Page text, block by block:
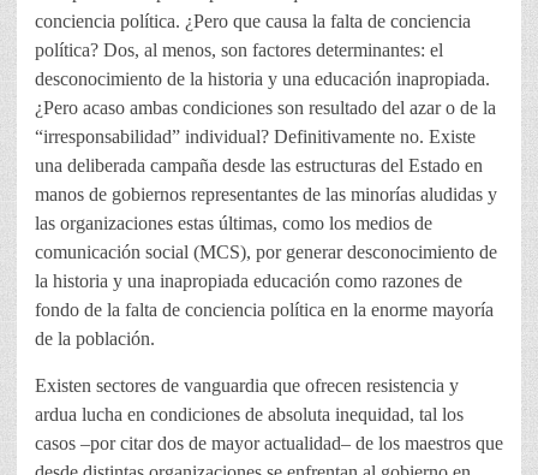
conciencia política. ¿Pero que causa la falta de conciencia
política? Dos, al menos, son factores determinantes: el
desconocimiento de la historia y una educación inapropiada.
¿Pero acaso ambas condiciones son resultado del azar o de la
“irresponsabilidad” individual? Definitivamente no. Existe
una deliberada campaña desde las estructuras del Estado en
manos de gobiernos representantes de las minorías aludidas y
las organizaciones estas últimas, como los medios de
comunicación social (MCS), por generar desconocimiento de
la historia y una inapropiada educación como razones de
fondo de la falta de conciencia política en la enorme mayoría
de la población.
Existen sectores de vanguardia que ofrecen resistencia y
ardua lucha en condiciones de absoluta inequidad, tal los
casos –por citar dos de mayor actualidad– de los maestros que